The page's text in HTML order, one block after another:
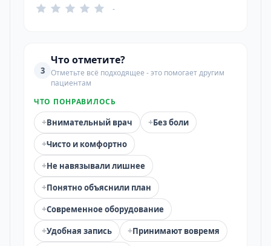
-
3
Что отметите?
Отметьте всё подходящее - это помогает другим
пациентам
ЧТО ПОНРАВИЛОСЬ
+Внимательный врач +Без боли
+Чисто и комфортно
+Не навязывали лишнее
+Понятно объяснили план
+Современное оборудование
+Удобная запись +Принимают вовремя